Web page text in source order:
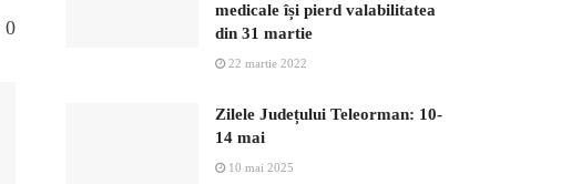
0
medicale își pierd valabilitatea
din 31 martie
22 martie 2022
Zilele Județului Teleorman: 10-
14 mai
10 mai 2025